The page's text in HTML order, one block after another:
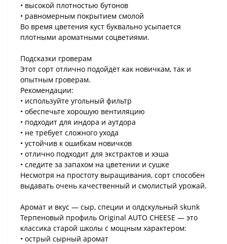
• высокой плотностью бутонов
• равномерным покрытием смолой
Во время цветения куст буквально усыпается
плотными ароматными соцветиями.
Подсказки гроверам
Этот сорт отлично подойдёт как новичкам, так и
опытным гроверам.
Рекомендации:
• используйте угольный фильтр
• обеспечьте хорошую вентиляцию
• подходит для индора и аутдора
• не требует сложного ухода
• устойчив к ошибкам новичков
• отлично подходит для экстрактов и хэша
• следите за запахом на цветении и сушке
Несмотря на простоту выращивания, сорт способен
выдавать очень качественный и смолистый урожай.
Аромат и вкус — сыр, специи и олдскульный skunk
Терпеновый профиль Original AUTO CHEESE — это
классика старой школы с мощным характером:
• острый сырный аромат